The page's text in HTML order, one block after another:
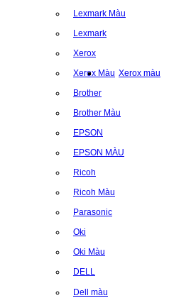
Lexmark Màu
Lexmark
Xerox
Xerox Màu Xerox màu
Brother
Brother Màu
EPSON
EPSON MÀU
Ricoh
Ricoh Màu
Parasonic
Oki
Oki Màu
DELL
Dell màu